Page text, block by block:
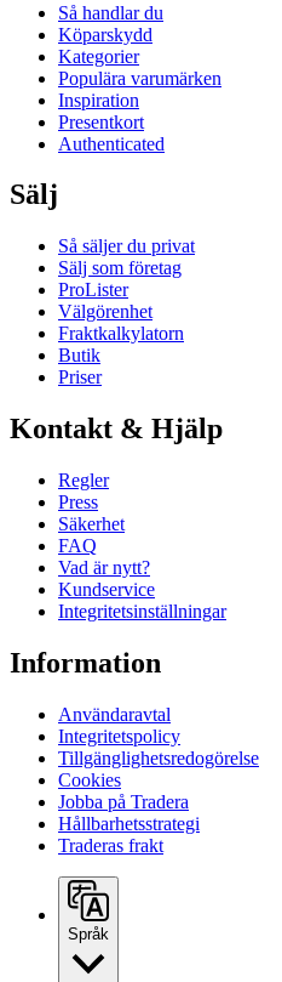
Så handlar du
Köparskydd
Kategorier
Populära varumärken
Inspiration
Presentkort
Authenticated
Sälj
Så säljer du privat
Sälj som företag
ProLister
Välgörenhet
Fraktkalkylatorn
Butik
Priser
Kontakt & Hjälp
Regler
Press
Säkerhet
FAQ
Vad är nytt?
Kundservice
Integritetsinställningar
Information
Användaravtal
Integritetspolicy
Tillgänglighetsredogörelse
Cookies
Jobba på Tradera
Hållbarhetsstrategi
Traderas frakt
Språk